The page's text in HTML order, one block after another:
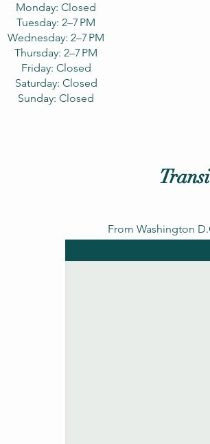
Monday: Closed
Tuesday: 2–7 PM
Wednesday: 2–7 PM
Thursday: 2–7 PM
Friday: Closed
Saturday: Closed
Sunday: Closed
From Washington